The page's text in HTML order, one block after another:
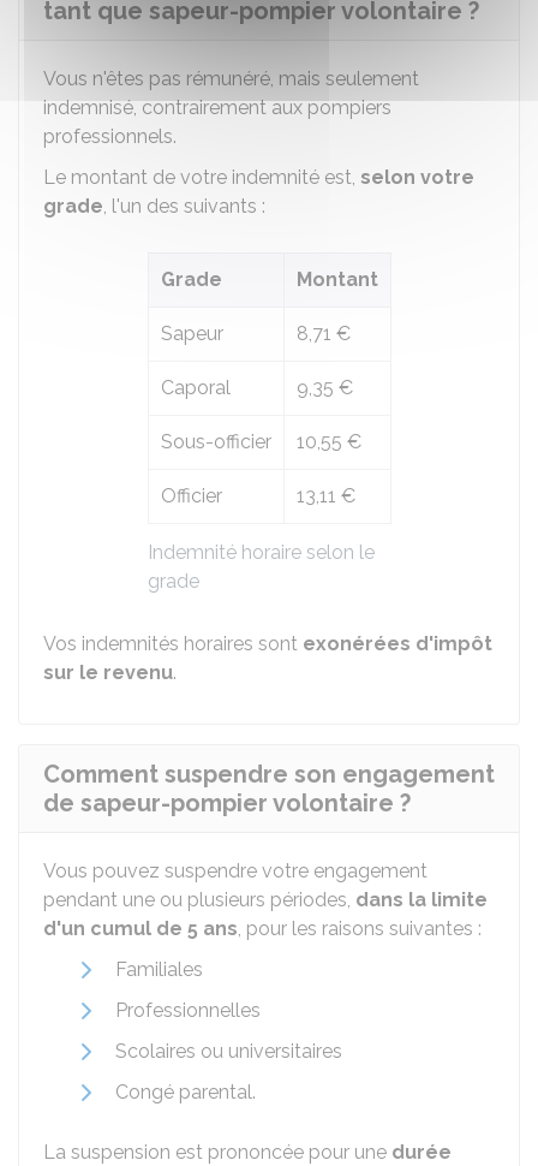
tant que sapeur-pompier volontaire ?
Vous n'êtes pas rémunéré, mais seulement
indemnisé, contrairement aux pompiers
professionnels.
Le montant de votre indemnité est, selon votre
grade, l'un des suivants :
Indemnité horaire selon le
grade
Grade Montant
Sapeur 8,71 €
Caporal 9,35 €
Sous-officier 10,55 €
Officier 13,11 €
Vos indemnités horaires sont exonérées d'impôt
sur le revenu.
Comment suspendre son engagement
de sapeur-pompier volontaire ?
Vous pouvez suspendre votre engagement
pendant une ou plusieurs périodes, dans la limite
d'un cumul de 5 ans, pour les raisons suivantes :
Familiales
Professionnelles
Scolaires ou universitaires
Congé parental.
La suspension est prononcée pour une durée